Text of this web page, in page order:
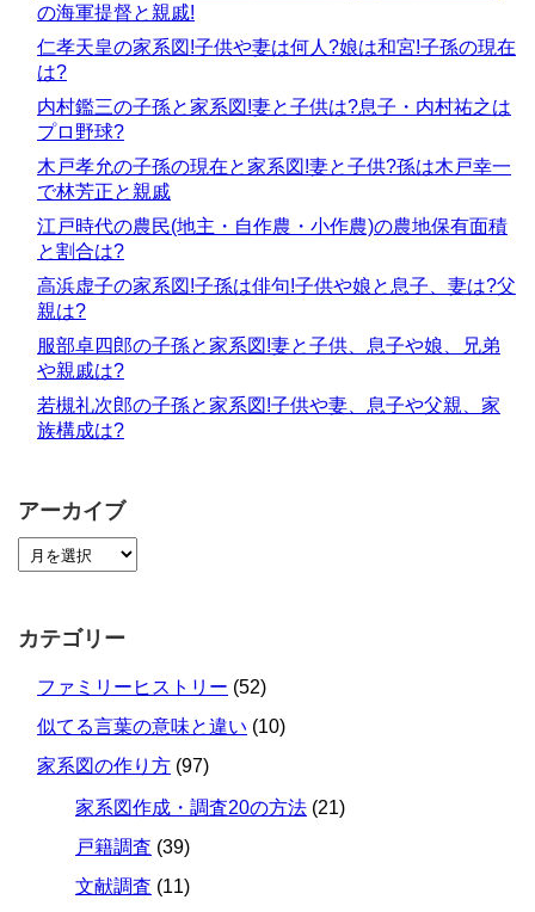
の海軍提督と親戚!
仁孝天皇の家系図!子供や妻は何人?娘は和宮!子孫の現在
は?
内村鑑三の子孫と家系図!妻と子供は?息子・内村祐之は
プロ野球?
木戸孝允の子孫の現在と家系図!妻と子供?孫は木戸幸一
で林芳正と親戚
江戸時代の農民(地主・自作農・小作農)の農地保有面積
と割合は?
高浜虚子の家系図!子孫は俳句!子供や娘と息子、妻は?父
親は?
服部卓四郎の子孫と家系図!妻と子供、息子や娘、兄弟
や親戚は?
若槻礼次郎の子孫と家系図!子供や妻、息子や父親、家
族構成は?
アーカイブ
カテゴリー
ファミリーヒストリー (52)
似てる言葉の意味と違い (10)
家系図の作り方 (97)
家系図作成・調査20の方法 (21)
戸籍調査 (39)
文献調査 (11)